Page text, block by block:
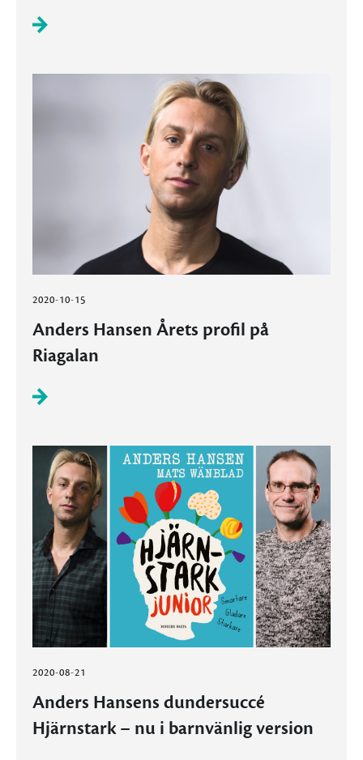
2020-10-15
Anders Hansen Årets profil på
Riagalan
2020-08-21
Anders Hansens dundersuccé
Hjärnstark – nu i barnvänlig version